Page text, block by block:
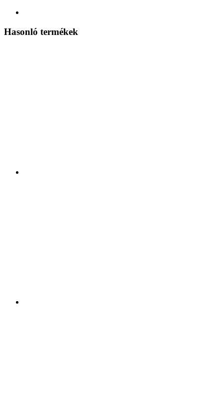
Hasonló termékek